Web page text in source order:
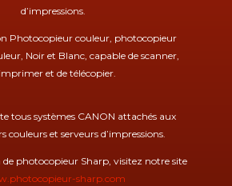
d’impressions.
Photocopieur couleur, photocopieur
Noir et Blanc, capable de scanner,
et de télécopier.
tous systèmes CANON attachés aux
couleurs et serveurs d’impressions.
photocopieur Sharp, visitez notre site
sharp.com